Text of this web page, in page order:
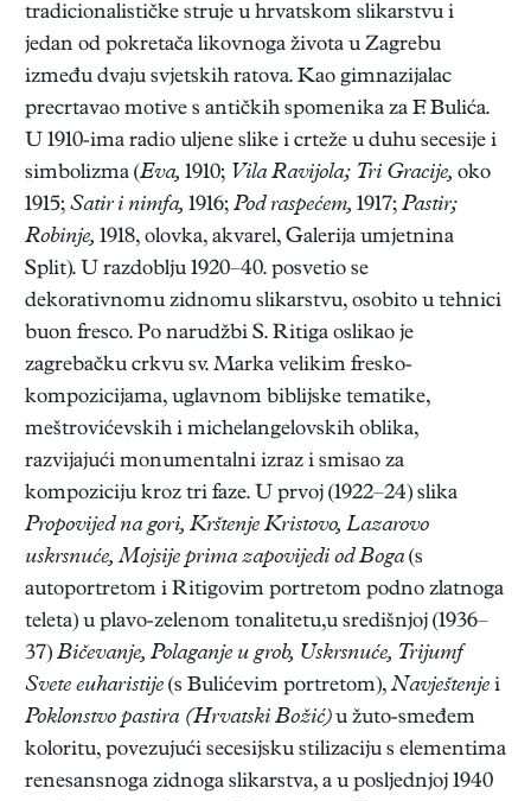
tradicionalističke struje u hrvatskom slikarstvu i
jedan od pokretača likovnoga života u Zagrebu
između dvaju svjetskih ratova. Kao gimnazijalac
precrtavao motive s antičkih spomenika za F. Bulića.
U 1910-ima radio uljene slike i crteže u duhu secesije i
simbolizma (Eva, 1910; Vila Ravijola; Tri Gracije, oko
1915; Satir i nimfa, 1916; Pod raspećem, 1917; Pastir;
Robinje, 1918, olovka, akvarel, Galerija umjetnina
Split). U razdoblju 1920–40. posvetio se
dekorativnomu zidnomu slikarstvu, osobito u tehnici
buon fresco. Po narudžbi S. Ritiga oslikao je
zagrebačku crkvu sv. Marka velikim fresko-
kompozicijama, uglavnom biblijske tematike,
meštrovićevskih i michelangelovskih oblika,
razvijajući monumentalni izraz i smisao za
kompoziciju kroz tri faze. U prvoj (1922–24) slika
Propovijed na gori, Krštenje Kristovo, Lazarovo
uskrsnuće, Mojsije prima zapovijedi od Boga(s
autoportretom i Ritigovim portretom podno zlatnoga
teleta) u plavo-zelenom tonalitetu,u središnjoj (1936–
37) Bičevanje, Polaganje u grob, Uskrsnuće, Trijumf
Svete euharistije (s Bulićevim portretom), Navještenje i
Poklonstvo pastira (Hrvatski Božić)u žuto-smeđem
koloritu, povezujući secesijsku stilizaciju s elementima
renesansnoga zidnoga slikarstva, a u posljednjoj 1940